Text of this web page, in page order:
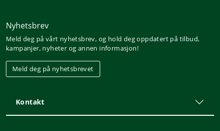
Nyhetsbrev
Meld deg på vårt nyhetsbrev, og hold deg oppdatert på tilbud,
kampanjer, nyheter og annen informasjon!
Meld deg på nyhetsbrevet
Kontakt